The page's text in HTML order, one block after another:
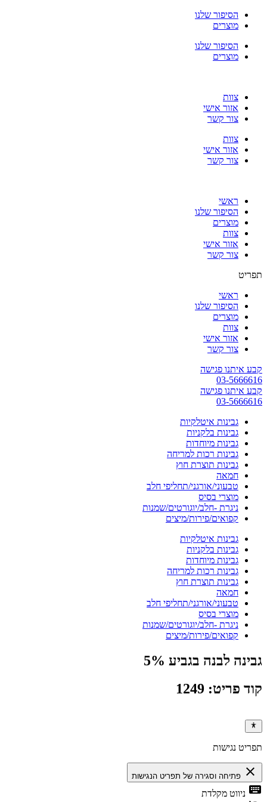
לתוכן
הסיפור שלנו
מוצרים
הסיפור שלנו
מוצרים
צוות
אזור אישי
צור קשר
צוות
אזור אישי
צור קשר
ראשי
הסיפור שלנו
מוצרים
צוות
אזור אישי
צור קשר
תפריט
ראשי
הסיפור שלנו
מוצרים
צוות
אזור אישי
צור קשר
קבע איתנו פגישה
03-5666616
קבע איתנו פגישה
03-5666616
גבינות איטלקיות
גבינות בלקניות
גבינות מיוחדות
גבינות רכות למריחה
גבינות תוצרת חוץ
חמאה
טבעוני/אורגני/תחליפי חלב
מוצרי בסיס
ניגרת -חלב/יוגורטים/שמנות
קפואים/פירות/מיצים
גבינות איטלקיות
גבינות בלקניות
גבינות מיוחדות
גבינות רכות למריחה
גבינות תוצרת חוץ
חמאה
טבעוני/אורגני/תחליפי חלב
מוצרי בסיס
ניגרת -חלב/יוגורטים/שמנות
קפואים/פירות/מיצים
גבינה לבנה בגביע 5%
קוד פריט: 1249
תפריט נגישות
close פתיחה וסגירה של תפריט הנגישות
keyboard ניווט מקלדת